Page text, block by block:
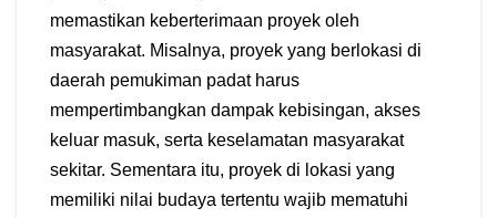
memastikan keberterimaan proyek oleh
masyarakat. Misalnya, proyek yang berlokasi di
daerah pemukiman padat harus
mempertimbangkan dampak kebisingan, akses
keluar masuk, serta keselamatan masyarakat
sekitar. Sementara itu, proyek di lokasi yang
memiliki nilai budaya tertentu wajib mematuhi